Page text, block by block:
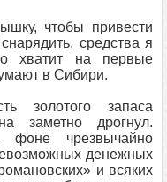
чтобы привести
средства я
хватит на первые
в Сибири.
золотого запаса
заметно дрогнул.
фоне чрезвычайно
денежных
и всяких